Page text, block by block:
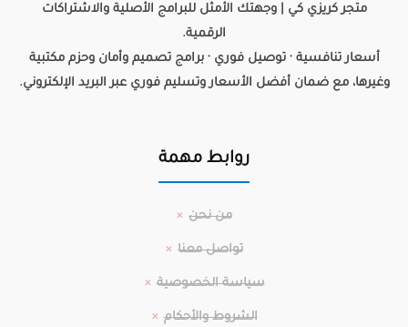
متجر كريزي كي | وجهتك الأمثل للبرامج الأصلية والاشتراكات
الرقمية.
أسعار تنافسية · توصيل فوري · برامج تصميم وأمان وحزم مكتبية
وغيرها، مع ضمان أفضل الأسعار وتسليم فوري عبر البريد الإلكتروني.
روابط مهمة
من نحن
تواصل معنا
سياسة الخصوصية
الشروط والأحكام